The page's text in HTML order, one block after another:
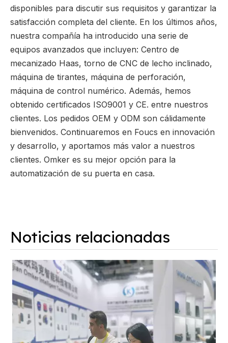
disponibles para discutir sus requisitos y garantizar la
satisfacción completa del cliente. En los últimos años,
nuestra compañía ha introducido una serie de
equipos avanzados que incluyen: Centro de
mecanizado Haas, torno de CNC de lecho inclinado,
máquina de tirantes, máquina de perforación,
máquina de control numérico. Además, hemos
obtenido certificados ISO9001 y CE. entre nuestros
clientes. Los pedidos OEM y ODM son cálidamente
bienvenidos. Continuaremos en Foucs en innovación
y desarrollo, y aportamos más valor a nuestros
clientes. Omker es su mejor opción para la
automatización de su puerta en casa.
Noticias relacionadas